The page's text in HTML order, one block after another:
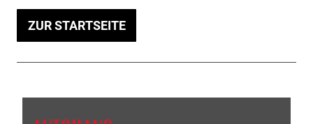
ZUR STARTSEITE